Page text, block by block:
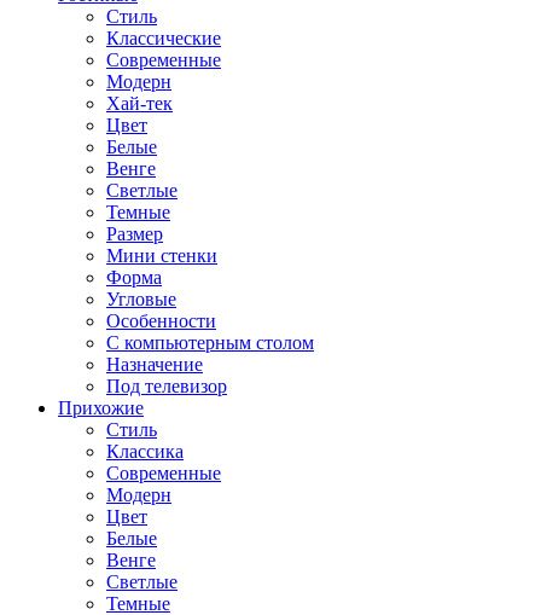
Стиль
Классические
Современные
Модерн
Хай-тек
Цвет
Белые
Венге
Светлые
Темные
Размер
Мини стенки
Форма
Угловые
Особенности
С компьютерным столом
Назначение
Под телевизор
Прихожие
Стиль
Классика
Современные
Модерн
Цвет
Белые
Венге
Светлые
Темные